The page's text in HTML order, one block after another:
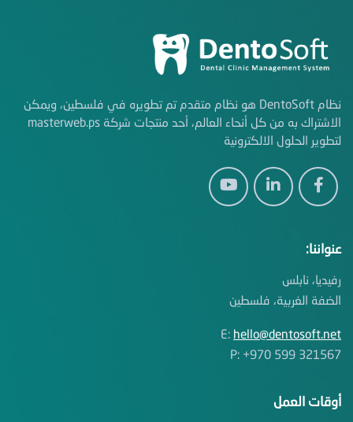
نظام DentoSoft هو نظام متقدم تم تطويره في فلسطين، ويمكن
الاشتراك به من كل أنحاء العالم، أحد منتجات شركة masterweb.ps
لتطوير الحلول الالكترونية
عنواننا:
رفيديا، نابلس
الضفة الغربية، فلسطين
E: hello@dentosoft.net
P: +970 599 321567
أوقات العمل